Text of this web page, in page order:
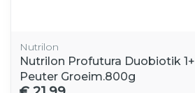
Nutrilon
Nutrilon Profutura Duobiotik 1+
Peuter Groeim.800g